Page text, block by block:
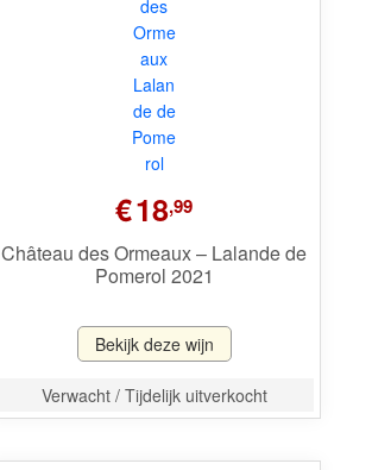
€18,99
Château des Ormeaux – Lalande de
Pomerol 2021
Bekijk deze wijn
Verwacht / Tijdelijk uitverkocht